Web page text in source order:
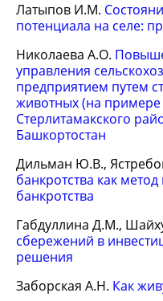
Латыпов И.М.
потенциала на селе:
Николаева А.О.
управления
предприятием путем
животных (на
Стерлитамакского
Башкортостан
Дильман Ю.В.,
банкротства как
банкротства
Габдуллина Д.М.,
сбережений в
решения
Заборская А.Н. Как